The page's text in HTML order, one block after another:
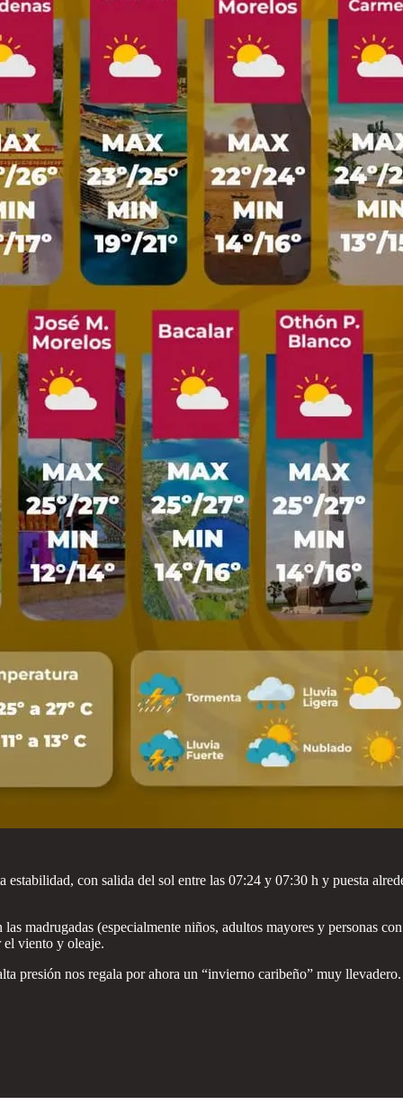
con salida del sol entre las 07:24 y 07:30 h y puesta
madrugadas (especialmente niños, adultos mayores y personas
el viento y oleaje.
presión nos regala por ahora un “invierno caribeño” muy